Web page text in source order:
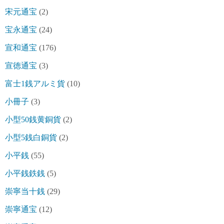
宋元通宝 (2)
宝永通宝 (24)
宣和通宝 (176)
宣徳通宝 (3)
富士1銭アルミ貨 (10)
小冊子 (3)
小型50銭黄銅貨 (2)
小型5銭白銅貨 (2)
小平銭 (55)
小平銭鉄銭 (5)
崇寧当十銭 (29)
崇寧通宝 (12)